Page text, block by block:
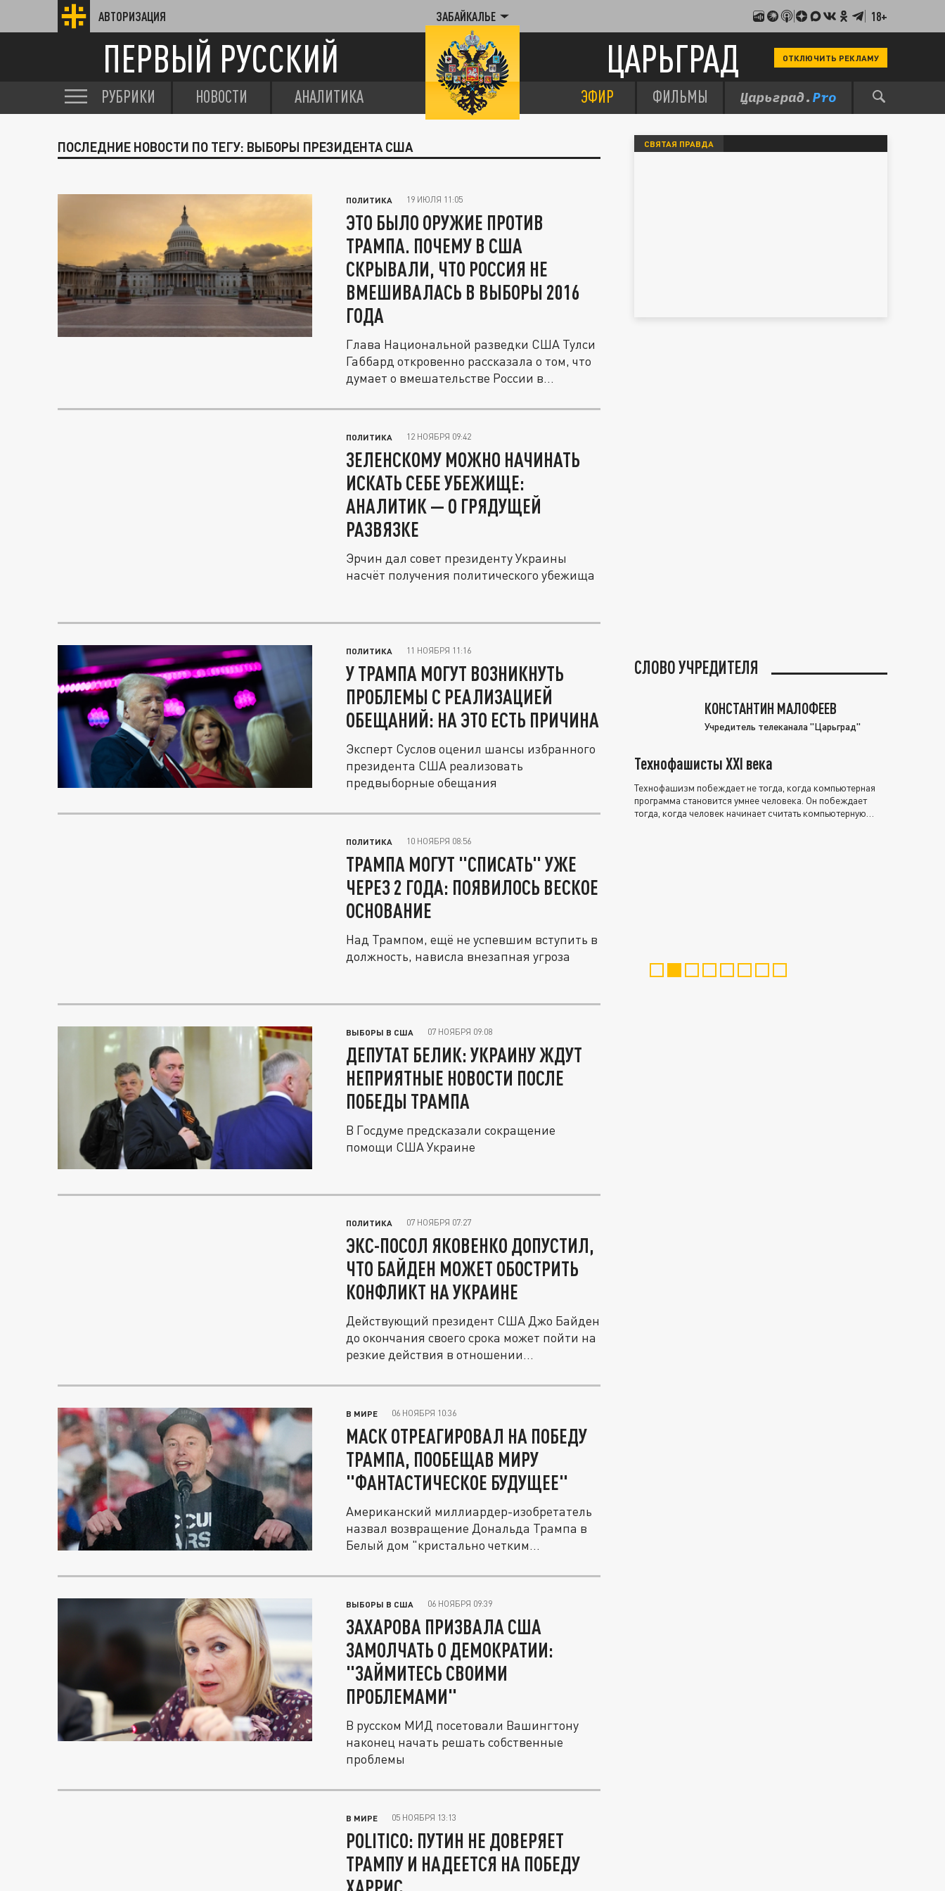
АВТОРИЗАЦИЯ ЗАБАЙКАЛЬЕ 18+
ПЕРВЫЙ РУССКИЙ ЦАРЬГРАД ОТКЛЮЧИТЬ РЕКЛАМУ
РУБРИКИ НОВОСТИ АНАЛИТИКА ЭФИР ФИЛЬМЫ
ПОСЛЕДНИЕ НОВОСТИ ПО ТЕГУ: ВЫБОРЫ ПРЕЗИДЕНТА США
ПОЛИТИКА 19 ИЮЛЯ 11:05
ЭТО БЫЛО ОРУЖИЕ ПРОТИВ
ТРАМПА. ПОЧЕМУ В США
СКРЫВАЛИ, ЧТО РОССИЯ НЕ
ВМЕШИВАЛАСЬ В ВЫБОРЫ 2016
ГОДА
Глава Национальной разведки США Тулси
Габбард откровенно рассказала о том, что
думает о вмешательстве России в...
ПОЛИТИКА 12 НОЯБРЯ 09:42
ЗЕЛЕНСКОМУ МОЖНО НАЧИНАТЬ
ИСКАТЬ СЕБЕ УБЕЖИЩЕ:
АНАЛИТИК — О ГРЯДУЩЕЙ
РАЗВЯЗКЕ
Эрчин дал совет президенту Украины
насчёт получения политического убежища
ПОЛИТИКА 11 НОЯБРЯ 11:16
У ТРАМПА МОГУТ ВОЗНИКНУТЬ
ПРОБЛЕМЫ С РЕАЛИЗАЦИЕЙ
ОБЕЩАНИЙ: НА ЭТО ЕСТЬ ПРИЧИНА
Эксперт Суслов оценил шансы избранного
президента США реализовать
предвыборные обещания
ПОЛИТИКА 10 НОЯБРЯ 08:56
ТРАМПА МОГУТ "СПИСАТЬ" УЖЕ
ЧЕРЕЗ 2 ГОДА: ПОЯВИЛОСЬ ВЕСКОЕ
ОСНОВАНИЕ
Над Трампом, ещё не успевшим вступить в
должность, нависла внезапная угроза
ВЫБОРЫ В США 07 НОЯБРЯ 09:08
ДЕПУТАТ БЕЛИК: УКРАИНУ ЖДУТ
НЕПРИЯТНЫЕ НОВОСТИ ПОСЛЕ
ПОБЕДЫ ТРАМПА
В Госдуме предсказали сокращение
помощи США Украине
ПОЛИТИКА 07 НОЯБРЯ 07:27
ЭКС-ПОСОЛ ЯКОВЕНКО ДОПУСТИЛ,
ЧТО БАЙДЕН МОЖЕТ ОБОСТРИТЬ
КОНФЛИКТ НА УКРАИНЕ
Действующий президент США Джо Байден
до окончания своего срока может пойти на
резкие действия в отношении...
В МИРЕ 06 НОЯБРЯ 10:36
МАСК ОТРЕАГИРОВАЛ НА ПОБЕДУ
ТРАМПА, ПООБЕЩАВ МИРУ
"ФАНТАСТИЧЕСКОЕ БУДУЩЕЕ"
Американский миллиардер-изобретатель
назвал возвращение Дональда Трампа в
Белый дом "кристально четким...
ВЫБОРЫ В США 06 НОЯБРЯ 09:39
ЗАХАРОВА ПРИЗВАЛА США
ЗАМОЛЧАТЬ О ДЕМОКРАТИИ:
"ЗАЙМИТЕСЬ СВОИМИ
ПРОБЛЕМАМИ"
В русском МИД посетовали Вашингтону
наконец начать решать собственные
проблемы
В МИРЕ 05 НОЯБРЯ 13:13
POLITICO: ПУТИН НЕ ДОВЕРЯЕТ
ТРАМПУ И НАДЕЕТСЯ НА ПОБЕДУ
СВЯТАЯ ПРАВДА
СЛОВО УЧРЕДИТЕЛЯ
КОНСТАНТИН МАЛОФЕЕВ
Учредитель телеканала "Царьград"
Технофашисты XXI века
Технофашизм побеждает не тогда, когда компьютерная
программа становится умнее человека. Он побеждает
тогда, когда человек начинает считать компьютерную